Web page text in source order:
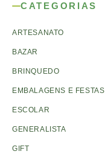
CATEGORIAS
ARTESANATO
BAZAR
BRINQUEDO
EMBALAGENS E FESTAS
ESCOLAR
GENERALISTA
GIFT